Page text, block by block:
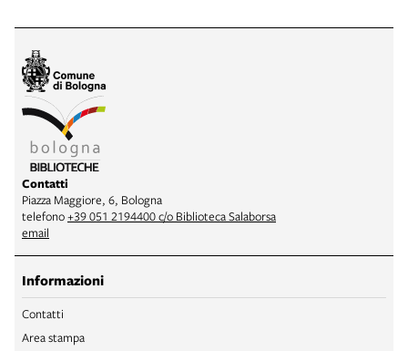
Contatti
Piazza Maggiore, 6, Bologna
telefono+39 051 2194400 c/o Biblioteca Salaborsa
email
Informazioni
Contatti
Area stampa